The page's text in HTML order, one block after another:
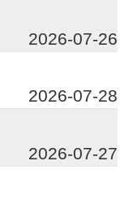
2026-07-26
2026-07-28
2026-07-27